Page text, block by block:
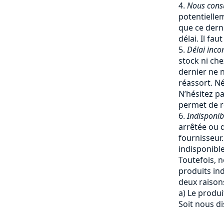
Nous
que ce
délai. Il
Délai
stock ni
dernier ne
réassort.
N’hésitez
permet de
arrêtée ou
Toutefois,
produits
deux
a) Le
Soit nous